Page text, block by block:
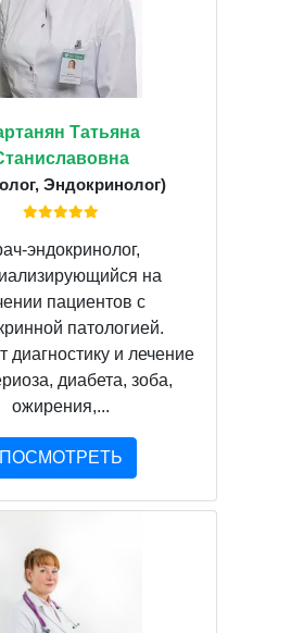
Татьяна
Эндокринолог)
эндокринолог,
на
пациентов с
патологией.
диагностику и лечение
диабета, зоба,
ожирения,...
ПОСМОТРЕТЬ